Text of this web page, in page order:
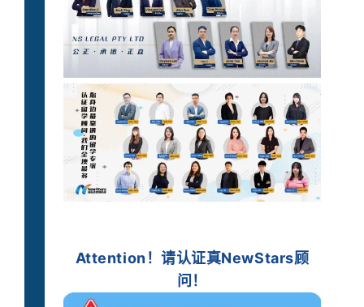
Attention！请认证真NewStars顾
问！